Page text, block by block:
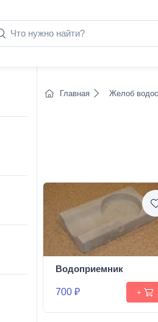
Главная Желоб
Водоприемник
700 ₽ +